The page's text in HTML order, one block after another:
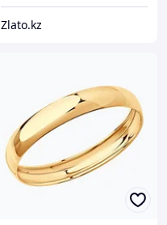
Zlato.kz